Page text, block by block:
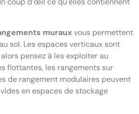
murauxvous permettent
sol. Les espaces verticaux sont
pensez à les exploiter au
flottantes, les rangements sur
de rangement modulaires peuvent
en espaces de stockage